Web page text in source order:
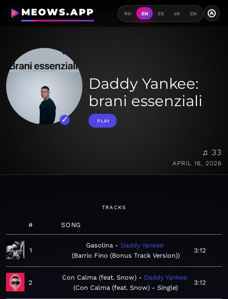
MEOWS.APP RU EN ES JA ZH A
Daddy Yankee:
brani essenziali
PLAY
♫ 33
APRIL 16, 2026
TRACKS
# SONG
1
Gasolina
Daddy Yankee
Barrio Fino (Bonus Track Version)
3:12
2
Con Calma (feat. Snow)
Daddy Yankee
Con Calma (feat. Snow) - Single
3:12